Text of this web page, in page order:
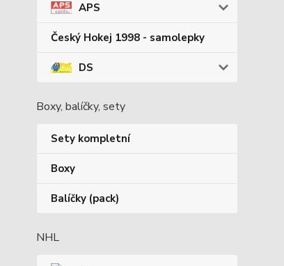
APS
Český Hokej 1998 - samolepky
DS
Boxy, balíčky, sety
Sety kompletní
Boxy
Balíčky (pack)
NHL